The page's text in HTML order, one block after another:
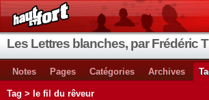
Les Lettres blanches, par Frédéric
Notes Pages Catégories Archives
Tag > le fil du rêveur